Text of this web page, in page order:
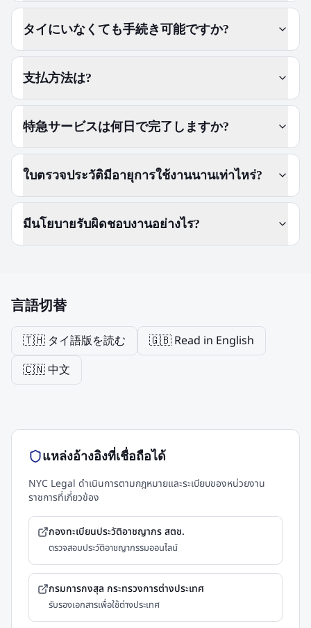
タイにいなくても手続き可能ですか?
支払方法は?
特急サービスは何日で完了しますか?
ใบตรวจประวัติมีอายุการใช้งานนานเท่าไหร่?
มีนโยบายรับผิดชอบงานอย่างไร?
言語切替
🇹🇭 タイ語版を読む
🇬🇧 Read in English
🇨🇳 中文
แหล่งอ้างอิงที่เชื่อถือได้
NYC Legal ดำเนินการตามกฎหมายและระเบียบของหน่วยงาน
ราชการที่เกี่ยวข้อง
กองทะเบียนประวัติอาชญากร สตช.
ตรวจสอบประวัติอาชญากรรมออนไลน์
กรมการกงสุล กระทรวงการต่างประเทศ
รับรองเอกสารเพื่อใช้ต่างประเทศ